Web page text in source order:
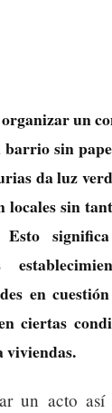
un
sin
da luz
locales sin
Esto
en cuestión
ciertas
viviendas.
un acto